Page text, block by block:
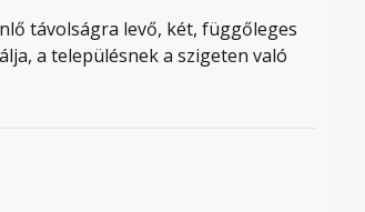
távolságra levő, két, függőleges
a településnek a szigeten való